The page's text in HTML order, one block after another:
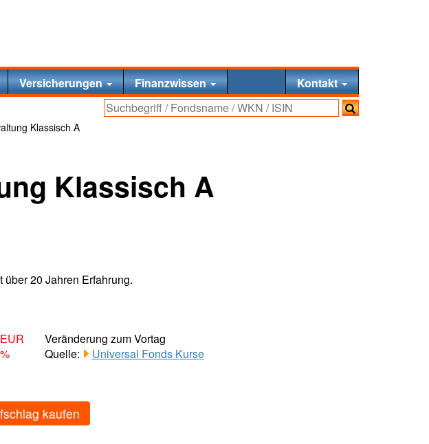
Versicherungen Finanzwissen Kontakt
Klassisch A
Klassisch A
20 Jahren Erfahrung.
Veränderung zum Vortag
Quelle:
Universal Fonds Kurse
kaufen